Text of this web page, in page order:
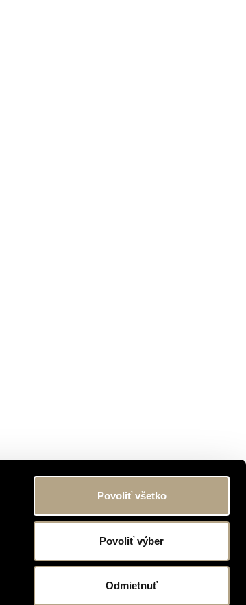
Povoliť všetko
Povoliť výber
Odmietnuť